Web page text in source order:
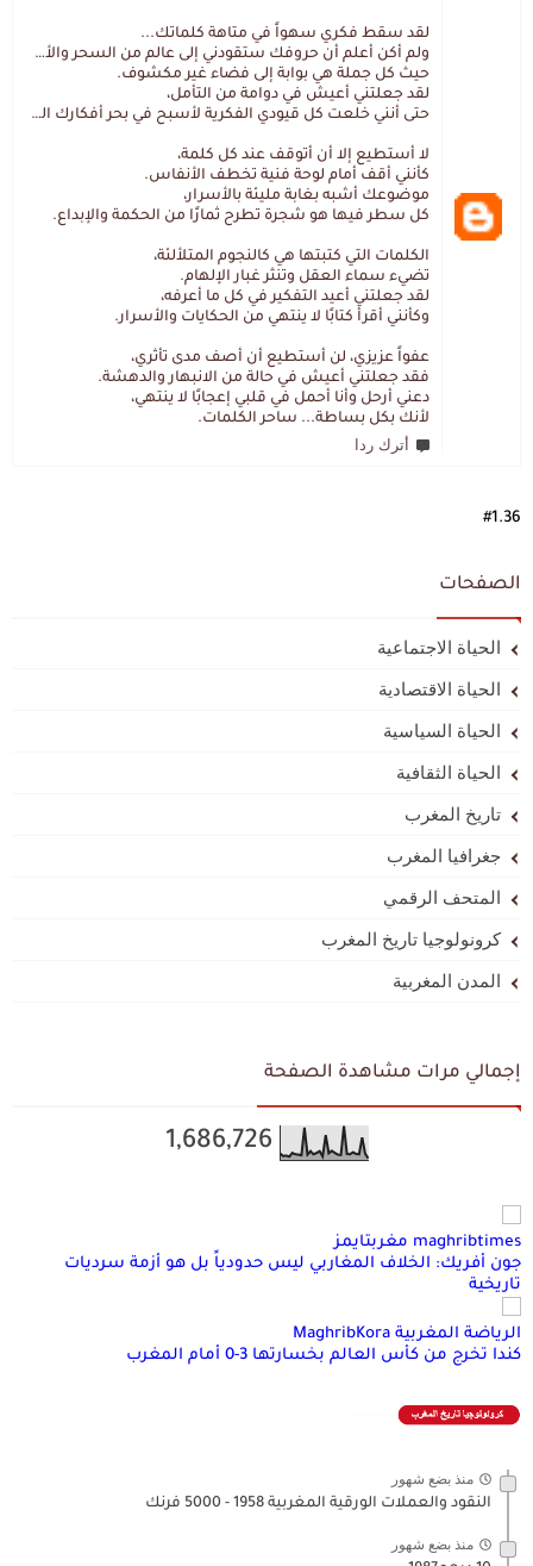
لقد سقط فكري سهواً في متاهة كلماتك...
ولم أكن أعلم أن حروفك ستقودني إلى عالم من السحر والألغاز،
حيث كل جملة هي بوابة إلى فضاء غير مكشوف.
لقد جعلتني أعيش في دوامة من التأمل،
حتى أنني خلعت كل قيودي الفكرية لأسبح في بحر أفكارك العميق.
لا أستطيع إلا أن أتوقف عند كل كلمة،
كأنني أقف أمام لوحة فنية تخطف الأنفاس.
موضوعك أشبه بغابة مليئة بالأسرار،
كل سطر فيها هو شجرة تطرح ثمارًا من الحكمة والإبداع.
الكلمات التي كتبتها هي كالنجوم المتلألئة،
تضيء سماء العقل وتنثر غبار الإلهام.
لقد جعلتني أعيد التفكير في كل ما أعرفه،
وكأنني أقرأ كتابًا لا ينتهي من الحكايات والأسرار.
عفواً عزيزي، لن أستطيع أن أصف مدى تأثري،
فقد جعلتني أعيش في حالة من الانبهار والدهشة.
دعني أرحل وأنا أحمل في قلبي إعجابًا لا ينتهي،
لأنك بكل بساطة... ساحر الكلمات.
أترك ردا
#1.36
الصفحات
الحياة الاجتماعية
الحياة الاقتصادية
الحياة السياسية
الحياة الثقافية
تاريخ المغرب
جغرافيا المغرب
المتحف الرقمي
كرونولوجيا تاريخ المغرب
المدن المغربية
إجمالي مرات مشاهدة الصفحة
1,686,726
maghribtimes مغربتايمز
جون أفريك: الخلاف المغاربي ليس حدودياً بل هو أزمة سرديات
تاريخية
الرياضة المغربية MaghribKora
كندا تخرج من كأس العالم بخسارتها 3-0 أمام المغرب
منذ بضع شهور
النقود والعملات الورقية المغربية 1958 - 5000 فرنك
منذ بضع شهور